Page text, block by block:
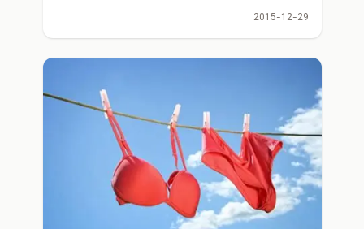
برسد به پول!
2015-12-29